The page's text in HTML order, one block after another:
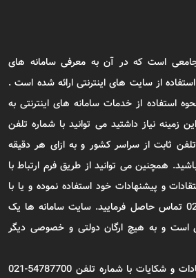
است که در آن به معرفی سامانه های
از سایت های اینترنتی ارائه شده است .
استفاده از خدمات سامانه های اینترنتی به
زمینه نیاز داشتید می توانید با شماره تلفن
با تلفن ثابت از سراسر کشور و به ازای هر دقیقه
باشید. همچنین می توانید از طریق فرم ارتباط با
و پیشنهادات خود استفاده نموده و یا با
شماره تلفن 54787700-021 تماس حاصل فرمایید. سایت سامانه ها یک
است و به هیچ ارگان دولتی و خصوصی دیگر
جهت ارئه انتقادات، پیشنهادات و شکایات با شماره تلفن 54787700-021